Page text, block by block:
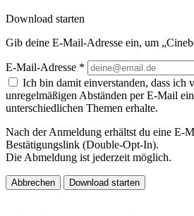
Download starten
Gib deine E-Mail-Adresse ein, um
E-Mail-Adresse *
Ich bin damit einverstanden, dass ich
unregelmäßigen Abständen per E-Mail
unterschiedlichen Themen erhalte.
Nach der Anmeldung erhältst du eine E-
Bestätigungslink (Double-Opt-In).
Die Abmeldung ist jederzeit möglich.
Abbrechen Download starten